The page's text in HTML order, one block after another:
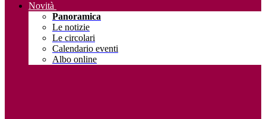
Novità
Panoramica
Le notizie
Le circolari
Calendario eventi
Albo online